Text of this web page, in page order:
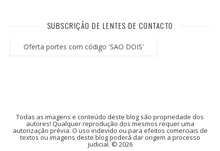
SUBSCRIÇÃO DE LENTES DE CONTACTO
Oferta portes com código 'SAO DOIS'
Todas as imagens e conteúdo deste blog são propriedade dos
autores! Qualquer reprodução dos mesmos requer uma
autorização prévia. O uso indevido ou para efeitos comerciais de
textos ou imagens deste blog poderá dar origem a processo
judicial. © 2026